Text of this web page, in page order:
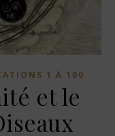
1 À 100
et le